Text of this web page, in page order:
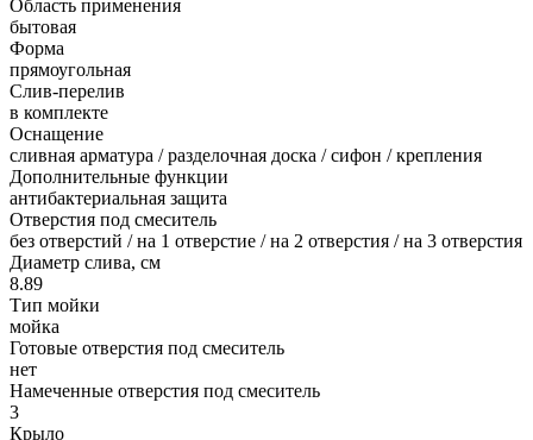
Область применения
бытовая
Форма
прямоугольная
Слив-перелив
в комплекте
Оснащение
сливная арматура / разделочная доска / сифон / крепления
Дополнительные функции
антибактериальная защита
Отверстия под смеситель
без отверстий / на 1 отверстие / на 2 отверстия / на 3 отверстия
Диаметр слива, см
8.89
Тип мойки
мойка
Готовые отверстия под смеситель
нет
Намеченные отверстия под смеситель
3
Крыло